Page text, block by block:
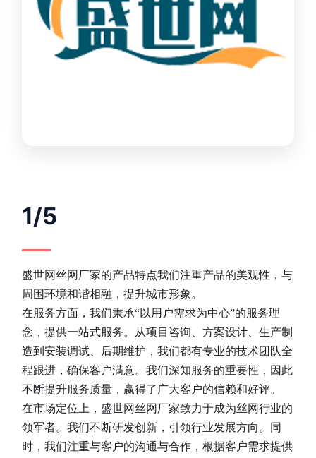
1/5
盛世网丝网厂家的产品特点我们注重产品的美观性，与
周围环境和谐相融，提升城市形象。
在服务方面，我们秉承“以用户需求为中心”的服务理
念，提供一站式服务。从项目咨询、方案设计、生产制
造到安装调试、后期维护，我们都有专业的技术团队全
程跟进，确保客户满意。我们深知服务的重要性，因此
不断提升服务质量，赢得了广大客户的信赖和好评。
在市场定位上， 盛世网丝网厂家致力于成为丝网行业的
领军者。我们不断研发创新，引领行业发展方向。同
时，我们注重与客户的沟通与合作，根据客户需求提供